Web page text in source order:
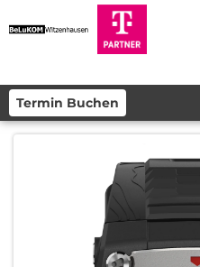
Termin Buchen